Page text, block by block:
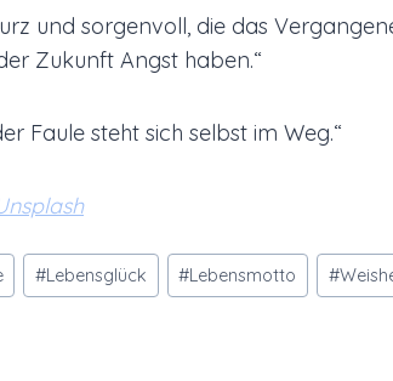
und sorgenvoll, die das
Zukunft Angst haben.“
Faule steht sich selbst im Weg.“
#Lebensglück #Lebensmotto #